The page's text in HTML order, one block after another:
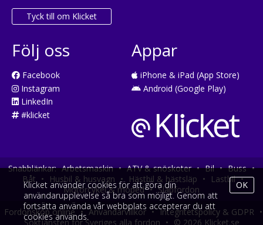
Tyck till om Klicket
Följ oss
Facebook
Instagram
LinkedIn
#klicket
Appar
iPhone & iPad (App Store)
Android (Google Play)
Snabblänkar: Arbetsmaskin • ATV & snöskoter • Bil • Buss •
Båt • Husbil & husvagn • Hästbil & hästsläp • Lastbil •
Motorcykel & moped • Släpfordon
Fordonsköp online • Användarvillkor • Integritetspolicy & GDPR •
Söktjänsten för Sveriges alla fordon • © 2026 Klicket.se
Klicket använder cookies för att göra din
användarupplevelse så bra som möjligt. Genom att
fortsätta använda vår webbplats accepterar du att
cookies används.
OK